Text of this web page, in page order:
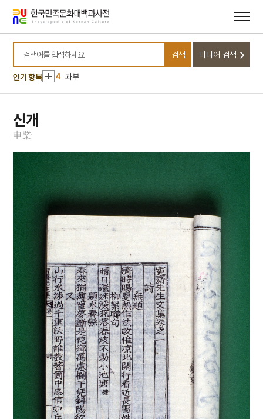
바로가기
바로가기
검색어를 입력하세요
검색 미디어 검색
인기 항목
1 병자일기
2 가미소요산
3 고향
4 과부
5 국민교육헌장
비담의 난
1 병자일기
2 가미소요산
3
4
5 국민교육헌장
6 권근
7 근정훈장
8 김화경
9 동명성왕
10 비담의 난
신개
申槩